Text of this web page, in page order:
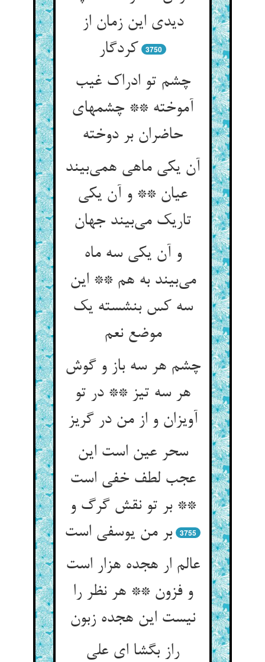
دیدی این زمان از
کردگار
3750
چشم تو ادراک غیب
آموخته ** چشمهای
آن یکی ماهی همی‌‌بیند
عیان ** و آن یکی
و آن یکی سه ماه
می‌‌بیند به هم ** این
سه کس بنشسته یک
موضع نعم‌‌
چشم هر سه باز و گوش
هر سه تیز ** در تو
آویزان و از من در گریز
سحر عین است این
عجب لطف خفی است
** بر تو نقش گرگ و
3755
عالم ار هجده هزار است
و فزون ** هر نظر را
راز بگشا ای علی